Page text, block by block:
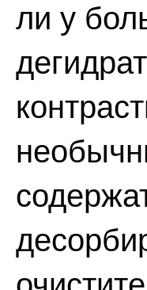
ли у